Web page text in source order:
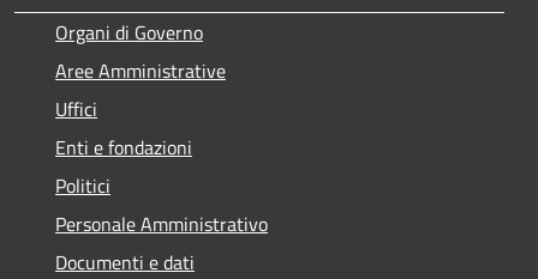
Organi di Governo
Aree Amministrative
Uffici
Enti e fondazioni
Politici
Personale Amministrativo
Documenti e dati